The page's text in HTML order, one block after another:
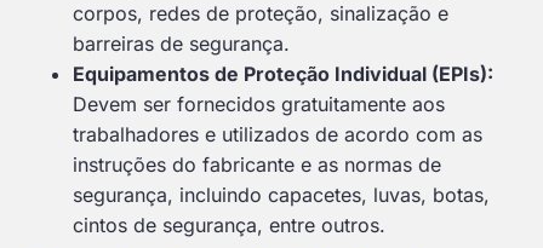
corpos, redes de proteção, sinalização e
barreiras de segurança.
Equipamentos de Proteção Individual (EPIs):
Devem ser fornecidos gratuitamente aos
trabalhadores e utilizados de acordo com as
instruções do fabricante e as normas de
segurança, incluindo capacetes, luvas, botas,
cintos de segurança, entre outros.